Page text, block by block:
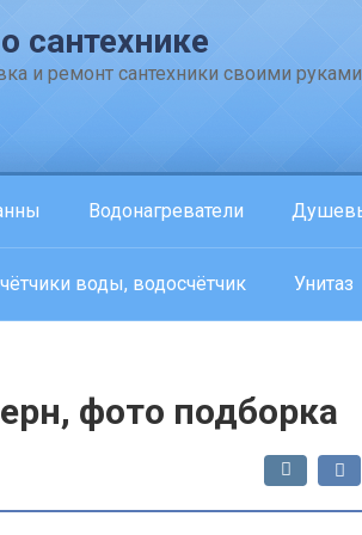
сантехнике
и ремонт сантехники своими руками
Водонагреватели
воды, водосчётчик Унитаз
фото подборка